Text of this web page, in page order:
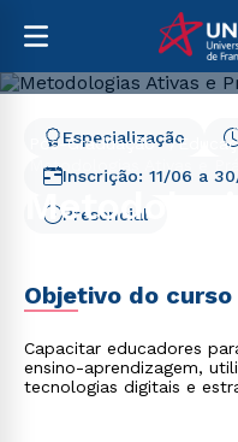
Pós-Graduação
Metodologias Ativas e
Especialização
Presencial
Inscrição: 11/06 a
Objetivo do curso
Capacitar educadores
ensino-aprendizagem,
tecnologias digitais e